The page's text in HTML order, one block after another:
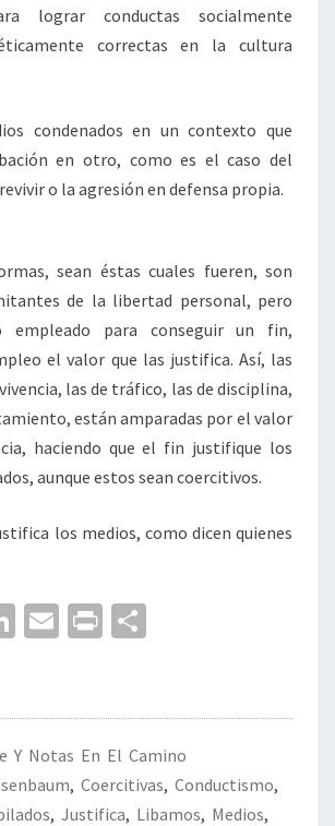
lograr conductas socialmente
correctas en la cultura
condenados en un contexto que
en otro, como es el caso del
o la agresión en defensa propia.
sean éstas cuales fueren, son
de la libertad personal, pero
empleado para conseguir un fin,
el valor que las justifica. Así, las
las de tráfico, las de disciplina,
están amparadas por el valor
haciendo que el fin justifique los
aunque estos sean coercitivos.
los medios, como dicen quienes
Li
dI
n
E
l
Pr
p
ar
tir
Y Notas En El Camino
, Coercitivas, Conductismo,
, Justifica, Libamos, Medios,